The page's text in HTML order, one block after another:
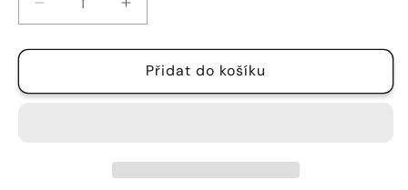
produktu
ÚZKÁ
Zvýšit
produktu
SUKNĚ
ÚZKÁ
Přidat do košíku